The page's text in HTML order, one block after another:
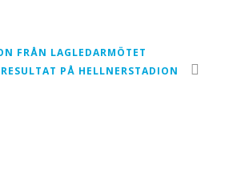
FRÅN LAGLEDARMÖTET
PÅ HELLNERSTADION